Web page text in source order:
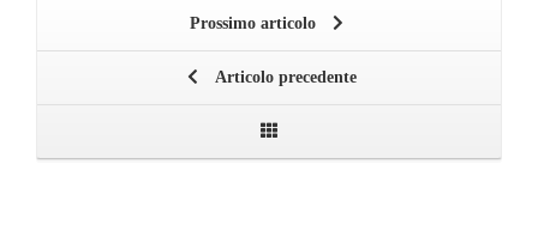
Prossimo articolo
Articolo precedente